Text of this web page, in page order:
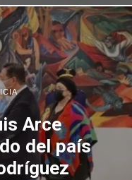
Arce
del país